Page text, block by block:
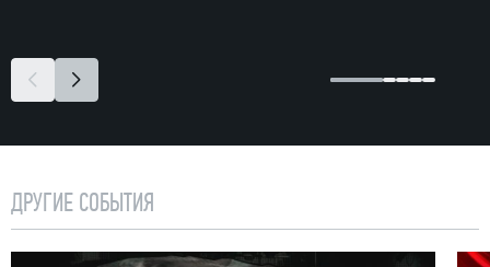
ДРУГИЕ СОБЫТИЯ